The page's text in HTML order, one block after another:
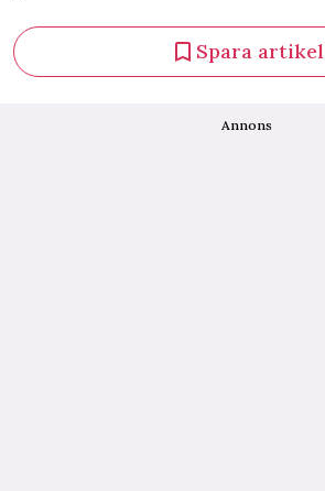
Spara artikel
Annons